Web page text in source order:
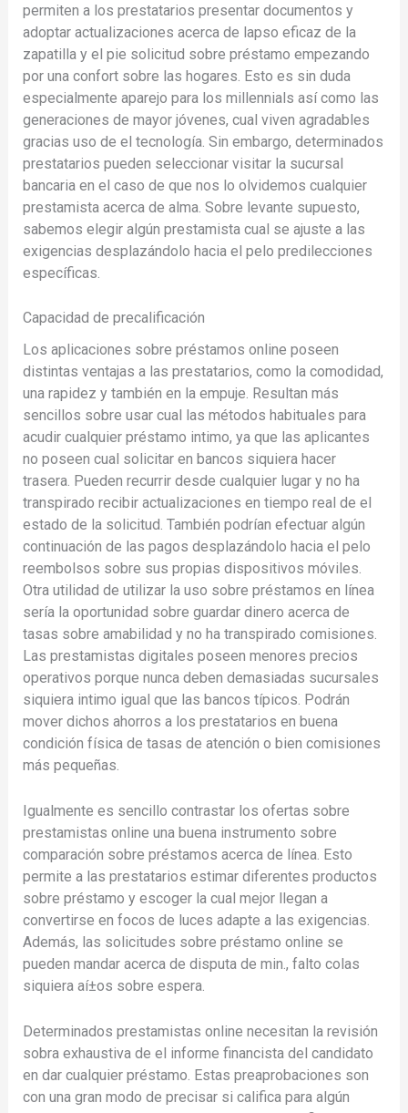
permiten a los prestatarios presentar documentos y
adoptar actualizaciones acerca de lapso eficaz de la
zapatilla y el pie solicitud sobre préstamo empezando
por una confort sobre las hogares. Esto es sin duda
especialmente aparejo para los millennials así­ como las
generaciones de mayor jóvenes, cual viven agradables
gracias uso de el tecnología. Sin embargo, determinados
prestatarios pueden seleccionar visitar la sucursal
bancaria en el caso de que nos lo olvidemos cualquier
prestamista acerca de alma. Sobre levante supuesto,
sabemos elegir algún prestamista cual se ajuste a las
exigencias desplazándolo hacia el pelo predilecciones
específicas.
Capacidad de precalificación
Los aplicaciones sobre préstamos online poseen
distintas ventajas a las prestatarios, como la comodidad,
una rapidez y también en la empuje. Resultan más
sencillos sobre usar cual las métodos habituales para
acudir cualquier préstamo intimo, ya que las aplicantes
no poseen cual solicitar en bancos siquiera hacer
trasera. Pueden recurrir desde cualquier lugar y no ha
transpirado recibir actualizaciones en tiempo real de el
estado de la solicitud. También podrían efectuar algún
continuación de las pagos desplazándolo hacia el pelo
reembolsos sobre sus propias dispositivos móviles.
Otra utilidad de utilizar la uso sobre préstamos en línea
serí­a la oportunidad sobre guardar dinero acerca de
tasas sobre amabilidad y no ha transpirado comisiones.
Las prestamistas digitales poseen menores precios
operativos porque nunca deben demasiadas sucursales
siquiera intimo igual que las bancos tí­picos. Podrán
mover dichos ahorros a los prestatarios en buena
condición física de tasas de atención o bien comisiones
más pequeñas.
Igualmente es sencillo contrastar los ofertas sobre
prestamistas online una buena instrumento sobre
comparación sobre préstamos acerca de línea. Esto
permite a las prestatarios estimar diferentes productos
sobre préstamo y escoger la cual mejor llegan a
convertirse en focos de luces adapte a las exigencias.
Además, las solicitudes sobre préstamo online se
pueden mandar acerca de disputa de min., falto colas
siquiera aí±os sobre espera.
Determinados prestamistas online necesitan la revisión
sobra exhaustiva de el informe financista del candidato
en dar cualquier préstamo. Estas preaprobaciones son
con una gran modo de precisar si califica para algún